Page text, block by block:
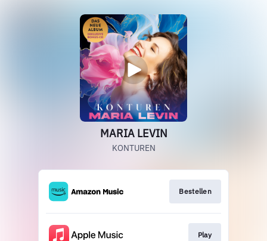
MARIA LEVIN
KONTUREN
Bestellen
Play